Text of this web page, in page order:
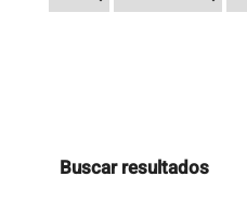
Buscar resultados